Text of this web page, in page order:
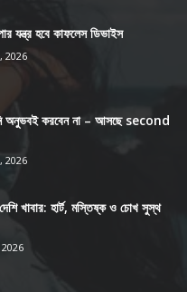
যন্ত্র হবে কাফলেস ডিভাইস
2026
অনুভবই করবেন না – আসছে second
2026
খাবার: হার্ট, মস্তিষ্ক ও চোখ সুস্থ